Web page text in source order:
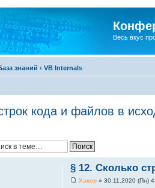
Весь вкус
знаний ‹ VB Internals
кода и файлов в
§ 12. Сколько
Хакер» 30.11.2020 (Пн)